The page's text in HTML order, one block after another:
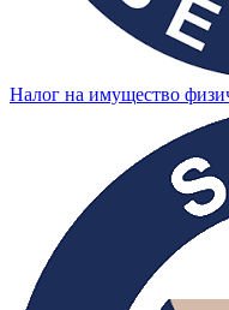
Налог на имущество